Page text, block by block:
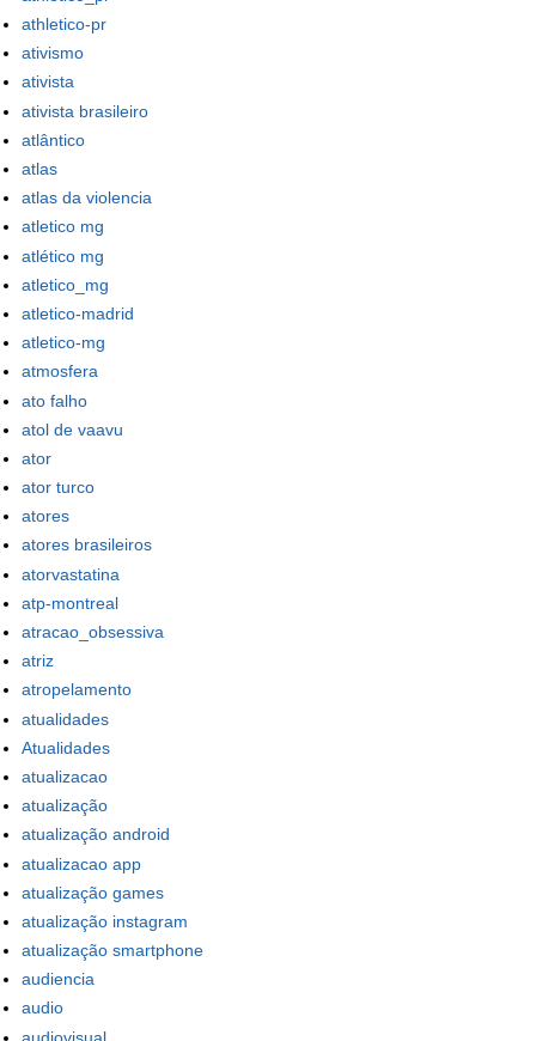
athletico-pr
ativismo
ativista
ativista brasileiro
atlântico
atlas
atlas da violencia
atletico mg
atlético mg
atletico_mg
atletico-madrid
atletico-mg
atmosfera
ato falho
atol de vaavu
ator
ator turco
atores
atores brasileiros
atorvastatina
atp-montreal
atracao_obsessiva
atriz
atropelamento
atualidades
Atualidades
atualizacao
atualização
atualização android
atualizacao app
atualização games
atualização instagram
atualização smartphone
audiencia
audio
audiovisual